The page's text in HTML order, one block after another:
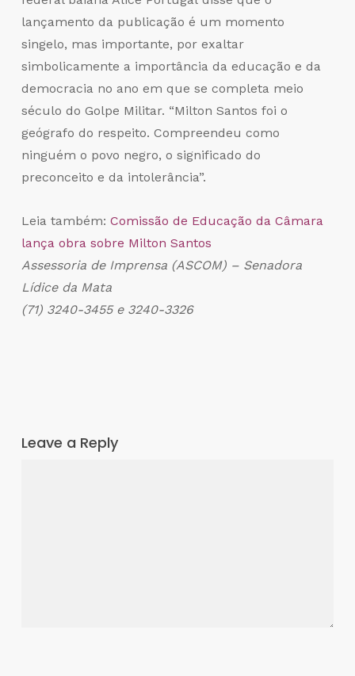
lançamento da publicação é um momento
singelo, mas importante, por exaltar
simbolicamente a importância da educação e da
democracia no ano em que se completa meio
século do Golpe Militar. “Milton Santos foi o
geógrafo do respeito. Compreendeu como
ninguém o povo negro, o significado do
preconceito e da intolerância”.
Leia também: Comissão de Educação da Câmara
lança obra sobre Milton Santos
Assessoria de Imprensa (ASCOM) – Senadora
Lídice da Mata
(71) 3240-3455 e 3240-3326
Leave a Reply